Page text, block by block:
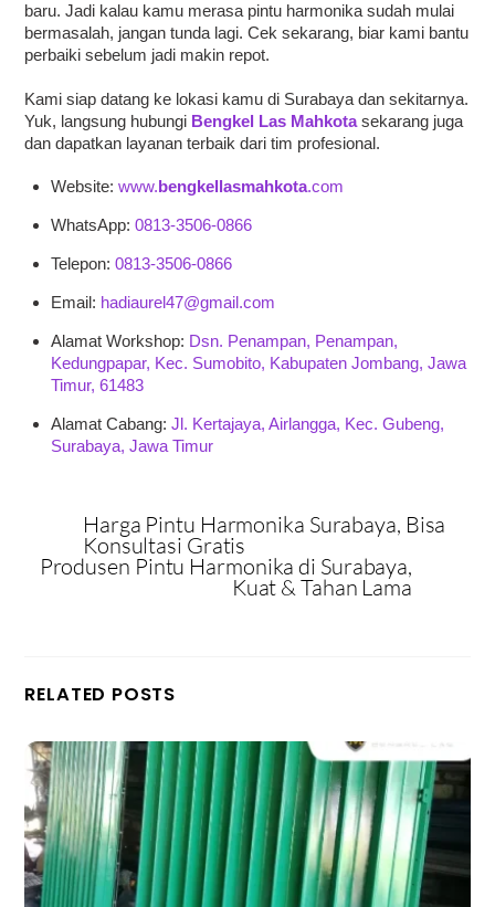
baru. Jadi kalau kamu merasa pintu harmonika sudah mulai
bermasalah, jangan tunda lagi. Cek sekarang, biar kami bantu
perbaiki sebelum jadi makin repot.
Kami siap datang ke lokasi kamu di Surabaya dan sekitarnya.
Yuk, langsung hubungi Bengkel Las Mahkotasekarang juga
dan dapatkan layanan terbaik dari tim profesional.
Website:www.bengkellasmahkota.com
WhatsApp:0813-3506-0866
Telepon:0813-3506-0866
Email: hadiaurel47@gmail.com
Alamat Workshop: Dsn. Penampan, Penampan,
Kedungpapar, Kec. Sumobito, Kabupaten Jombang, Jawa
Timur, 61483
Alamat Cabang:Jl. Kertajaya, Airlangga, Kec. Gubeng,
Surabaya, Jawa Timur
Harga Pintu Harmonika Surabaya, Bisa
Konsultasi Gratis
Produsen Pintu Harmonika di Surabaya,
Kuat & Tahan Lama
RELATED POSTS